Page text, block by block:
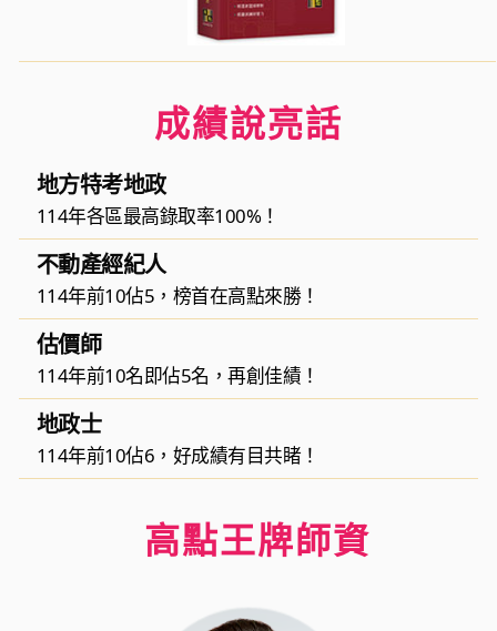
高點王牌師資
成績說亮話
地方特考地政
114年各區最高錄取率100%！
不動產經紀人
114年前10佔5，榜首在高點來勝！
估價師
114年前10名即佔5名，再創佳績！
地政士
114年前10佔6，好成績有目共睹！